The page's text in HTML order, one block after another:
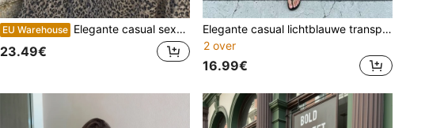
EU Warehouse Elegante casual sexy damesmaxijurk met luipaardprint en digitaal patroon voor lente/zomer - diepe V-hals, U-vormige rugloze rug, kruislingse strik aan de achterkant, geplooid, grote A-lijn, elastische plooien aan de achterkant, geschikt voor uitjes, vakanties, strandfeesten, feestdagen, woon-werkverkeer
23.49€
Elegante casual lichtblauwe transparante damesblouse met lange mouwen - verlaagde schouders, overhemdkraag, dubbelrijige knopen, gebogen zoom, lente/zomer
2 over
16.99€